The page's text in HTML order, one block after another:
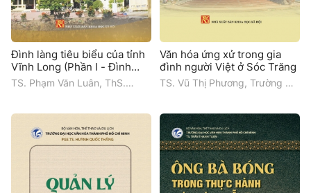
Đình làng tiêu biểu của tỉnh
Vĩnh Long (Phần I - Đình
làng tiêu biểu ở Bến Tre)
TS. Phạm Văn Luân, ThS.
Minh
Văn hóa ứng xử trong gia
đình người Việt ở Sóc Trăng
TS. Vũ Thị Phương, Trường Đại